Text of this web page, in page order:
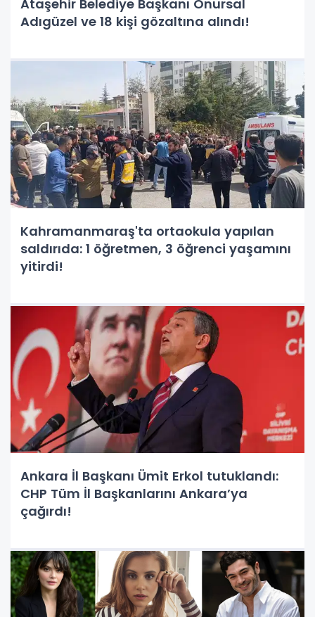
Ataşehir Belediye Başkanı Onursal
Adıgüzel ve 18 kişi gözaltına alındı!
Kahramanmaraş'ta ortaokula yapılan
saldırıda: 1 öğretmen, 3 öğrenci yaşamını
yitirdi!
Ankara İl Başkanı Ümit Erkol tutuklandı:
CHP Tüm İl Başkanlarını Ankara’ya
çağırdı!